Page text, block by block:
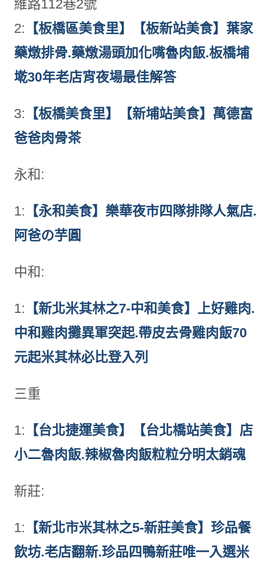
維路112巷2號
2: 【板橋區美食里】【板新站美食】葉家
藥燉排骨.藥燉湯頭加化嘴魯肉飯.板橋埔
墘30年老店宵夜場最佳解答
3: 【板橋美食里】【新埔站美食】萬德富
爸爸肉骨茶
永和:
1: 【永和美食】樂華夜市四隊排隊人氣店.
阿爸の芋圓
中和:
1: 【新北米其林之7-中和美食】上好雞肉.
中和雞肉攤異軍突起.帶皮去骨雞肉飯70
元起米其林必比登入列
三重
1: 【台北捷運美食】【台北橋站美食】店
小二魯肉飯.辣椒魯肉飯粒粒分明太銷魂
新莊:
1: 【新北市米其林之5-新莊美食】珍品餐
飲坊.老店翻新.珍品四鴨新莊唯一入選米